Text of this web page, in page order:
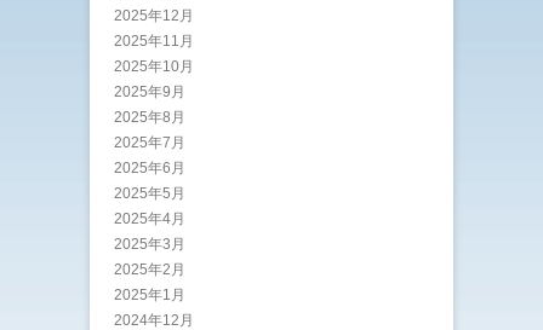
2025年12月
2025年11月
2025年10月
2025年9月
2025年8月
2025年7月
2025年6月
2025年5月
2025年4月
2025年3月
2025年2月
2025年1月
2024年12月